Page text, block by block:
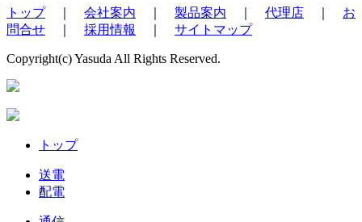
トップ｜ 会社案内 製品案内 代理店
お
問合せ
採用情報 サイトマップ
Copyright(c) Yasuda All Rights Reserved.
トップ
送電
配電